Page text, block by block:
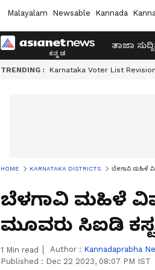
Malayalam Newsable Kannada
ತಾಜಾ ಸುದ್ದಿ
TRENDING : Karnataka Voter List Revision
HOME KARNATAKA DISTRICTS ಬೆಳಗಾವಿ ಮಹಿಳೆ
ಬೆಳಗಾವಿ ಮಹಿಳೆ
ಮೂವರು ಸಿಐಡಿ
1 Min read Author : Kannadaprabha
Published : Dec 22 2023, 08:07 PM IST